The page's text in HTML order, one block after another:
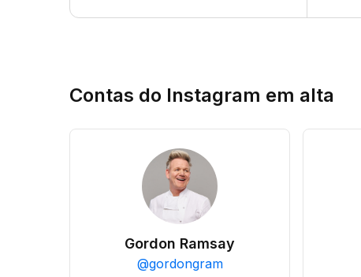
Contas do Instagram em alta
Gordon Ramsay
@gordongram